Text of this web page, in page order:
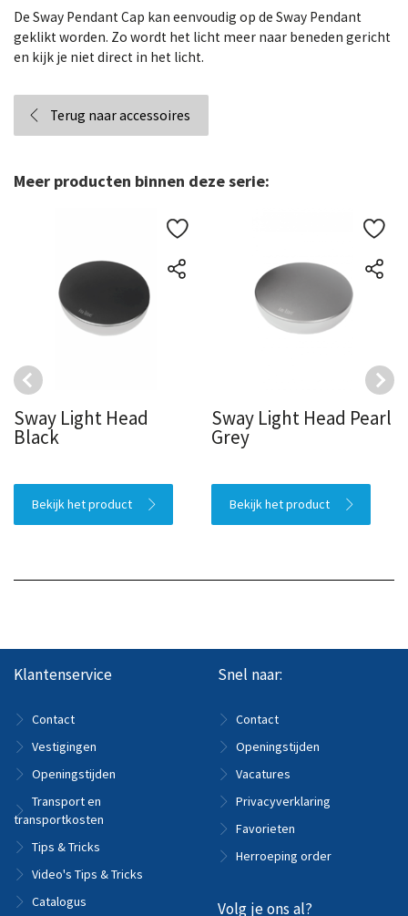
De Sway Pendant Cap kan eenvoudig op de Sway Pendant
geklikt worden. Zo wordt het licht meer naar beneden gericht
en kijk je niet direct in het licht.
Terug naar accessoires
Meer producten binnen deze serie:
Sway Light Head
Black
Bekijk het product
Sway Light Head Pearl
Grey
Bekijk het product
Klantenservice
Contact
Vestigingen
Openingstijden
Transport en
transportkosten
Tips & Tricks
Video's Tips & Tricks
Catalogus
Snel naar:
Contact
Openingstijden
Vacatures
Privacyverklaring
Favorieten
Herroeping order
Volg je ons al?